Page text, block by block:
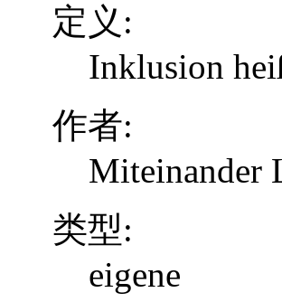
定义:
Inklusion
作者:
Miteinander
类型:
eigene